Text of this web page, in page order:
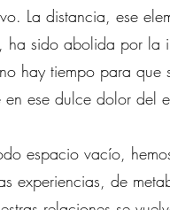
La distancia, ese
ha sido abolida por la
hay tiempo para
ese dulce dolor del
espacio vacío,
experiencias, de